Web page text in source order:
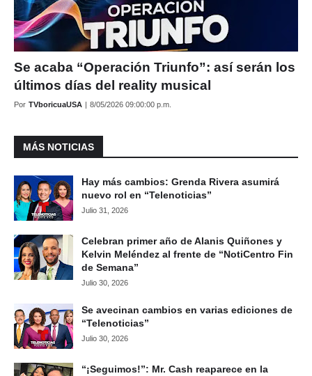
Se acaba “Operación Triunfo”: así serán los
últimos días del reality musical
Por TVboricuaUSA | 8/05/2026 09:00:00 p.m.
MÁS NOTICIAS
Hay más cambios: Grenda Rivera asumirá
nuevo rol en “Telenoticias”
Julio 31, 2026
Celebran primer año de Alanis Quiñones y
Kelvin Meléndez al frente de “NotiCentro Fin
de Semana”
Julio 30, 2026
Se avecinan cambios en varias ediciones de
“Telenoticias”
Julio 30, 2026
“¡Seguimos!”: Mr. Cash reaparece en la